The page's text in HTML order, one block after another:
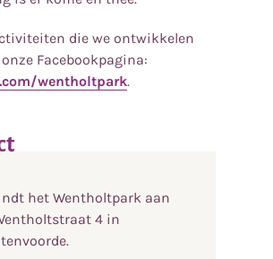
die we ontwikkelen
Facebookpagina:
wentholtpark.
het Wentholtpark aan
4 in